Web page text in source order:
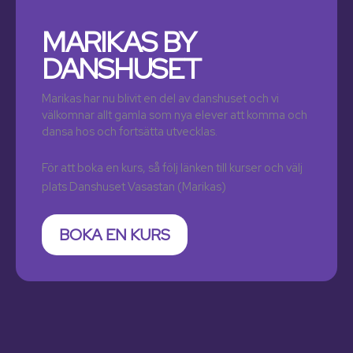
MARIKAS BY
DANSHUSET
Marikas har nu blivit en del av danshuset och vi
välkomnar allt gamla som nya elever att komma och
dansa hos och fortsätta utvecklas.
För att boka en kurs, så följ länken till kurser och välj
plats Danshuset Vasastan (Marikas)
BOKA EN KURS